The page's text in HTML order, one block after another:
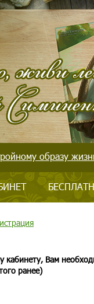
образу
Вам
ранее)